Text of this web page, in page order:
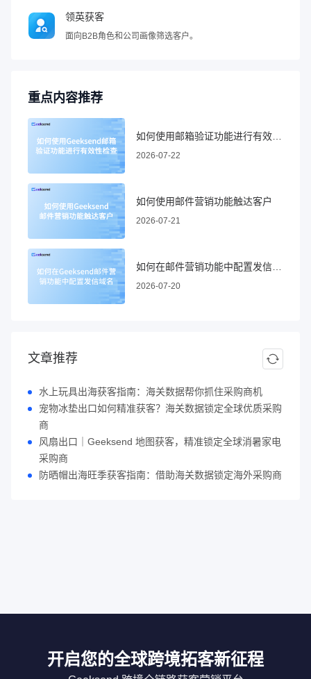
领英获客
面向B2B角色和公司画像筛选客户。
重点内容推荐
2026-07-22
如何使用邮件营销功能触达客户
2026-07-21
2026-07-20
文章推荐
水上玩具出海获客指南：海关数据帮你抓住采购商机
宠物冰垫出口如何精准获客？海关数据锁定全球优质采购
商
风扇出口｜Geeksend 地图获客，精准锁定全球消暑家电
采购商
防晒帽出海旺季获客指南：借助海关数据锁定海外采购商
开启您的全球跨境拓客新征程